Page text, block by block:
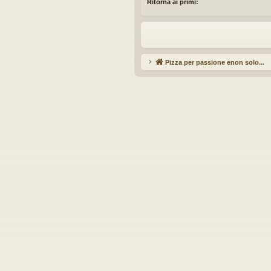
Ritorna ai primi:
Pizza per passione enon solo...